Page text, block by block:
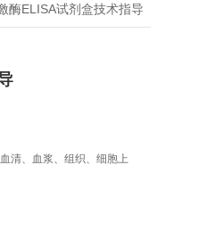
酶ELISA试剂盒技术指导
清、血浆、组织、细胞上